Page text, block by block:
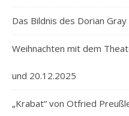
Das Bildnis des Dorian Gray
Weihnachten mit dem
und 20.12.2025
„Krabat“ von Otfried